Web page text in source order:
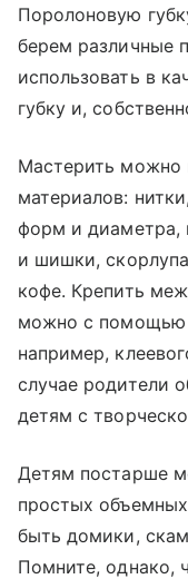
Поролоновую
берем различные
использовать в
губку и,
Мастерить можно
материалов:
форм и диаметра,
и шишки,
кофе. Крепить
можно с помощью
например,
случае родители
детям с
Детям постарше
простых
быть домики,
Помните, однако,